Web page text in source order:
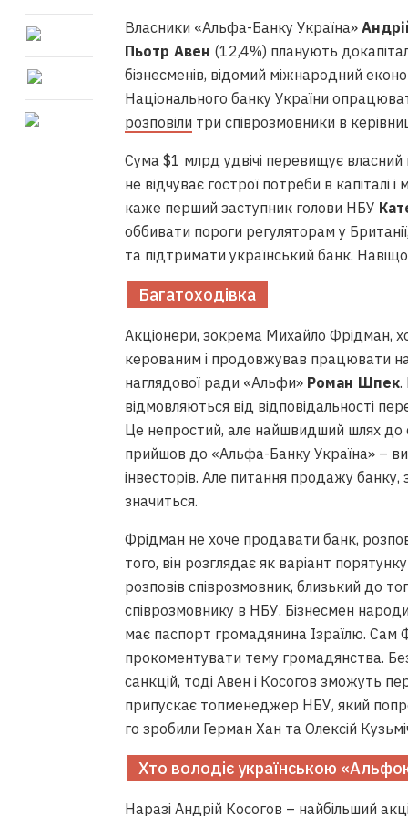
Власники «Альфа-Банку Україна»
Пьотр Авен (12,4%) планують
бізнесменів, відомий міжнародний
Національного банку України
розповіли три співрозмовники в
Сума $1 млрд удвічі перевищує
не відчуває гострої потреби в капіталі
каже перший заступник голови НБУ
оббивати пороги регуляторам у
та підтримати український банк.
Багатоходівка
Акціонери, зокрема Михайло Фрідман,
керованим і продовжував працювати на
наглядової ради «Альфи» Роман Шпек.
відмовляються від відповідальності
Це непростий, але найшвидший шлях до
прийшов до «Альфа-Банку Україна» –
інвесторів. Але питання продажу
значиться.
Фрідман не хоче продавати банк,
того, він розглядає як варіант
розповів співрозмовник, близький до
співрозмовнику в НБУ. Бізнесмен
має паспорт громадянина Ізраїлю. Сам
прокоментувати тему громадянства.
санкцій, тоді Авен і Косогов зможуть
припускає топменеджер НБУ, який
го зробили Герман Хан та Олексій
Хто володіє українською
Наразі Андрій Косогов – найбільший